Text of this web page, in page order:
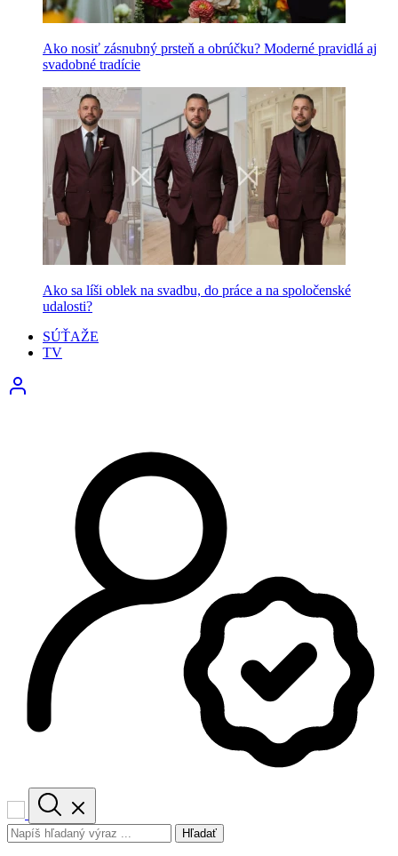
Ako nosiť zásnubný prsteň a obrúčku? Moderné pravidlá aj
svadobné tradície
Ako sa líši oblek na svadbu, do práce a na spoločenské
udalosti?
SÚŤAŽE
TV
Hľadať